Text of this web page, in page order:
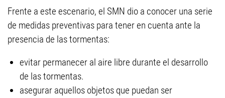
Frente a este escenario, el SMN dio a conocer una serie
de medidas preventivas para tener en cuenta ante la
presencia de las tormentas:
evitar permanecer al aire libre durante el desarrollo
de las tormentas.
asegurar aquellos objetos que puedan ser